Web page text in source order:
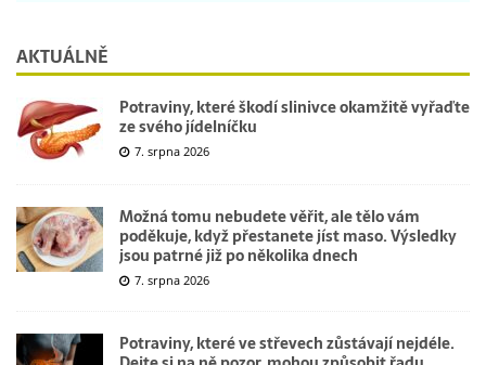
AKTUÁLNĚ
Potraviny, které škodí slinivce okamžitě vyřaďte
ze svého jídelníčku
7. srpna 2026
Možná tomu nebudete věřit, ale tělo vám
poděkuje, když přestanete jíst maso. Výsledky
jsou patrné již po několika dnech
7. srpna 2026
Potraviny, které ve střevech zůstávají nejdéle.